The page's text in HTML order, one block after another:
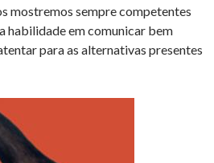
mostremos sempre competentes
habilidade em comunicar bem
para as alternativas presentes